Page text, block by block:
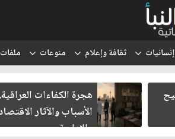
إنسانيات ثقافة وإعلام منوعات ملفات
هجرة الكفاءات العراقية..
الأسباب والآثار الاقتصادية
والإدارية